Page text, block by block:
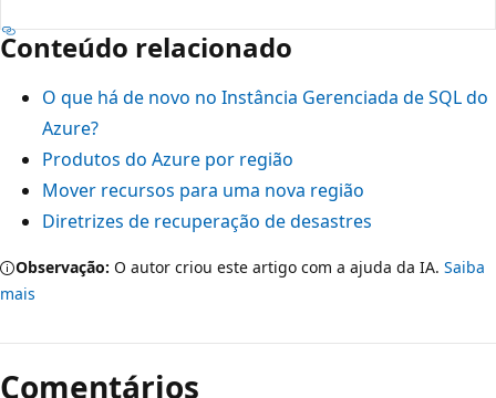
Conteúdo relacionado
O que há de novo no Instância Gerenciada de SQL do
Azure?
Produtos do Azure por região
Mover recursos para uma nova região
Diretrizes de recuperação de desastres
Observação: O autor criou este artigo com a ajuda da IA. Saiba
mais
Comentários